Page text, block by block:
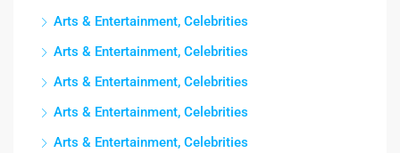
Arts & Entertainment, Celebrities
Arts & Entertainment, Celebrities
Arts & Entertainment, Celebrities
Arts & Entertainment, Celebrities
Arts & Entertainment, Celebrities